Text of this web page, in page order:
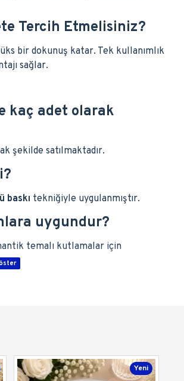
Tercih Etmelisiniz?
bir dokunuş katar. Tek kullanımlık
sağlar.
kaç adet olarak
şekilde satılmaktadır.
baskı tekniğiyle uygulanmıştır.
uygundur?
temalı kutlamalar için
Yeni